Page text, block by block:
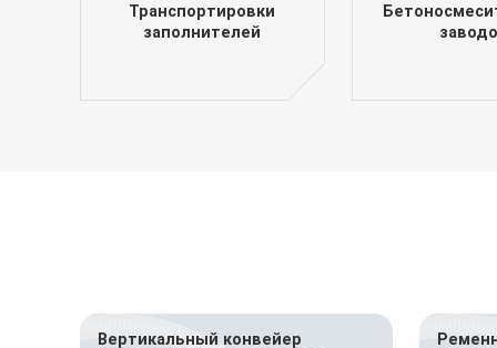
Транспортировки
заполнителей
Вертикальный конвейер